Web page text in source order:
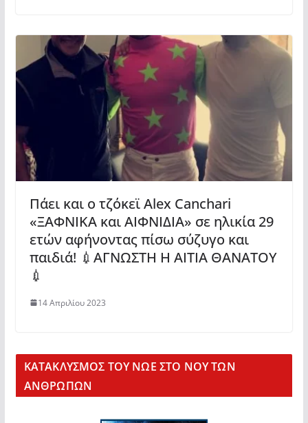
Πάει και ο τζόκεϊ Alex Canchari
«ΞΑΦΝΙΚΑ και ΑΙΦΝΙΔΙΑ» σε ηλικία 29
ετών αφήνοντας πίσω σύζυγο και
παιδιά! 💉ΑΓΝΩΣΤΗ Η ΑΙΤΙΑ ΘΑΝΑΤΟΥ
💉
14 Απριλίου 2023
KΑΤΑΚΛΥΣΜΟΣ ΤΟΥ ΝΩΕ ΣΤΟ ΝΟΥ ΤΩΝ
ΑΝΘΡΩΠΩΝ